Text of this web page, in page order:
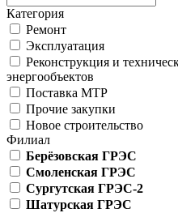
Категория
Ремонт
Эксплуатация
Реконструкция и
энергообъектов
Поставка МТР
Прочие закупки
Новое строительство
Филиал
Берёзовская ГРЭС
Смоленская ГРЭС
Сургутская ГРЭС-2
Шатурская ГРЭС